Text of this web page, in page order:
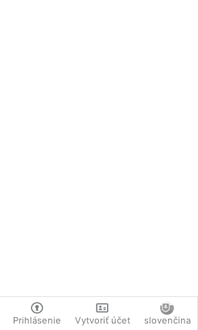
Prihlásenie Vytvoriť účet slovenčina